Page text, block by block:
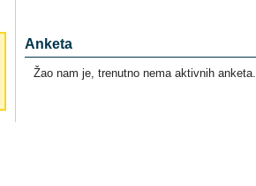
Anketa
Žao nam je, trenutno nema aktivnih anketa.